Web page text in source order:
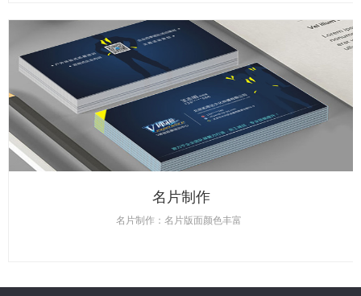
名片制作
名片制作：名片版面颜色丰富